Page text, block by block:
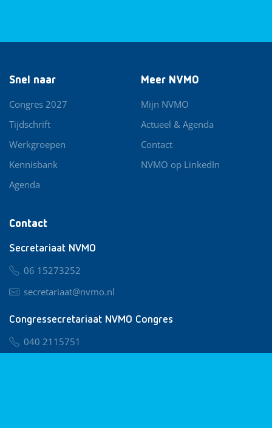
Contact
Secretariaat NVMO
06 15273252
secretariaat@nvmo.nl
Congressecretariaat NVMO Congres
040 2115751
Snel naar
Congres 2027
Tijdschrift
Werkgroepen
Kennisbank
Agenda
Meer NVMO
Mijn NVMO
Actueel & Agenda
Contact
NVMO op LinkedIn